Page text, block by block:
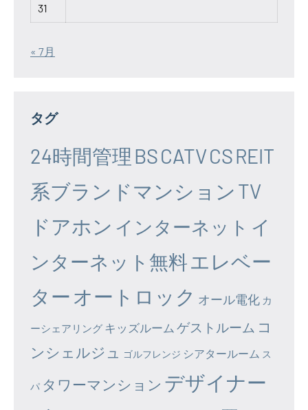
31
« 7月
タグ
24時間管理 BSCATVCSREIT
系ブランドマンション TV
ドアホン インターネット イ
ンターネット無料エレベー
ター オートロック オール電化 カ
ーシェアリング キッズルーム ゲストルーム コ
ンシェルジュ
ゴルフレンジ シアタールーム ス
パ タワーマンション デザイナー